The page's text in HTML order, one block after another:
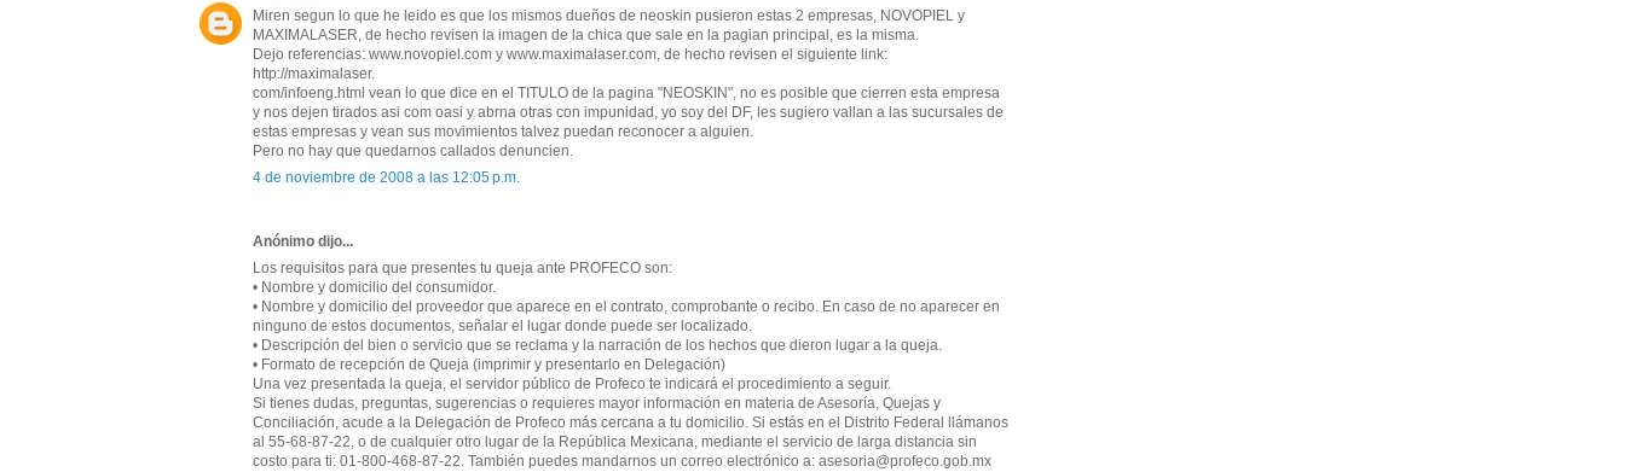
Miren segun lo que he leido es que los mismos dueños de neoskin pusieron estas 2 empresas, NOVOPIEL y
MAXIMALASER, de hecho revisen la imagen de la chica que sale en la pagian principal, es la misma.
Dejo referencias: www.novopiel.com y www.maximalaser.com, de hecho revisen el siguiente link:
http://maximalaser.
com/infoeng.html vean lo que dice en el TITULO de la pagina "NEOSKIN", no es posible que cierren esta empresa
y nos dejen tirados asi com oasi y abrna otras con impunidad, yo soy del DF, les sugiero vallan a las sucursales de
estas empresas y vean sus movimientos talvez puedan reconocer a alguien.
Pero no hay que quedarnos callados denuncien.
4 de noviembre de 2008 a las 12:05 p.m.
Anónimo dijo...
Los requisitos para que presentes tu queja ante PROFECO son:
• Nombre y domicilio del consumidor.
• Nombre y domicilio del proveedor que aparece en el contrato, comprobante o recibo. En caso de no aparecer en
ninguno de estos documentos, señalar el lugar donde puede ser localizado.
• Descripción del bien o servicio que se reclama y la narración de los hechos que dieron lugar a la queja.
• Formato de recepción de Queja (imprimir y presentarlo en Delegación)
Una vez presentada la queja, el servidor público de Profeco te indicará el procedimiento a seguir.
Si tienes dudas, preguntas, sugerencias o requieres mayor información en materia de Asesoría, Quejas y
Conciliación, acude a la Delegación de Profeco más cercana a tu domicilio. Si estás en el Distrito Federal llámanos
al 55-68-87-22, o de cualquier otro lugar de la República Mexicana, mediante el servicio de larga distancia sin
costo para ti: 01-800-468-87-22. También puedes mandarnos un correo electrónico a: asesoria@profeco.gob.mx